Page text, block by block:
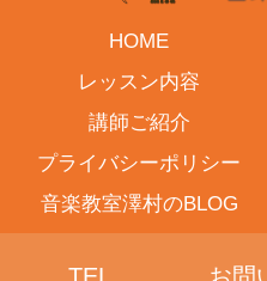
HOME
レッスン内容
講師ご紹介
プライバシーポリシー
音楽教室澤村のBLOG